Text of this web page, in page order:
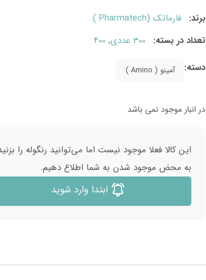
برند: فارماتک (Pharmatech )
تعداد در بسته: 300 عددی ,
400
دسته:
آمینو ( Amino )
در انبار موجود نمی باشد
این کالا فعلا موجود نیست اما می‌توانید رنگوله را
به محض موجود شدن به شما اطلاع دهیم.
ابتدا وارد شوید